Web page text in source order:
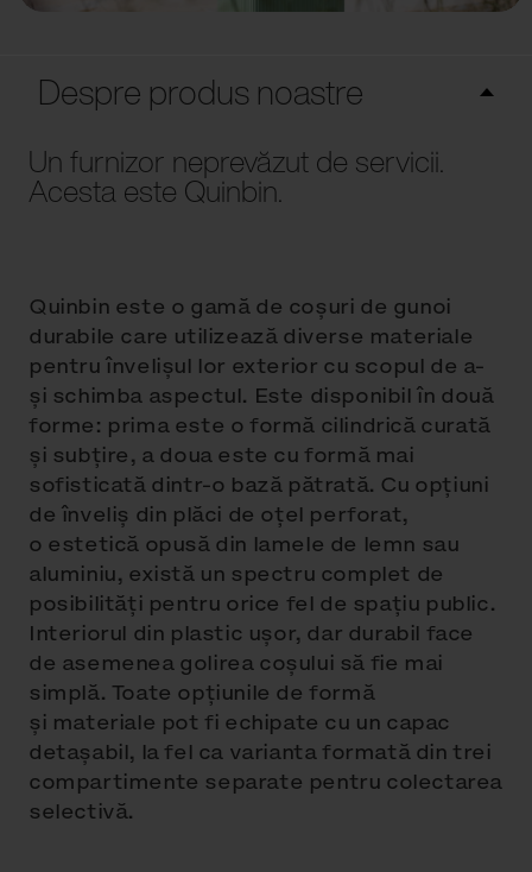
Despre produs noastre
Un furnizor neprevăzut de servicii.
Acesta este Quinbin.
Quinbin este o gamă de coșuri de gunoi
durabile care utilizează diverse materiale
pentru învelișul lor exterior cu scopul de a-
și schimba aspectul. Este disponibil în două
forme: prima este o formă cilindrică curată
și subțire, a doua este cu formă mai
sofisticată dintr-o bază pătrată. Cu opțiuni
de înveliș din plăci de oțel perforat,
o estetică opusă din lamele de lemn sau
aluminiu, există un spectru complet de
posibilități pentru orice fel de spațiu public.
Interiorul din plastic ușor, dar durabil face
de asemenea golirea coșului să fie mai
simplă. Toate opțiunile de formă
și materiale pot fi echipate cu un capac
detașabil, la fel ca varianta formată din trei
compartimente separate pentru colectarea
selectivă.